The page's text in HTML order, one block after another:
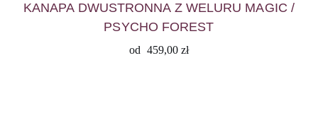
KANAPA DWUSTRONNA Z WELURU MAGIC /
PSYCHO FOREST
od 459,00 zł